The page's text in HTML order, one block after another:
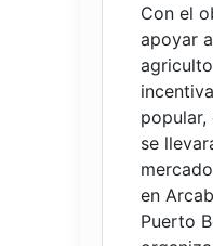
Con el
apoyar
popular,
se
en
Puerto